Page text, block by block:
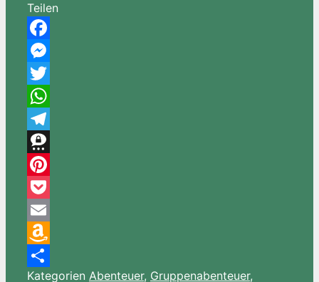
Teilen
Facebook
Messenger
Twitter
WhatsApp
Telegram
Threema
Pinterest
Pocket
Email
Amazon
Wish
Teilen
Kategorien Abenteuer, Gruppenabenteuer,